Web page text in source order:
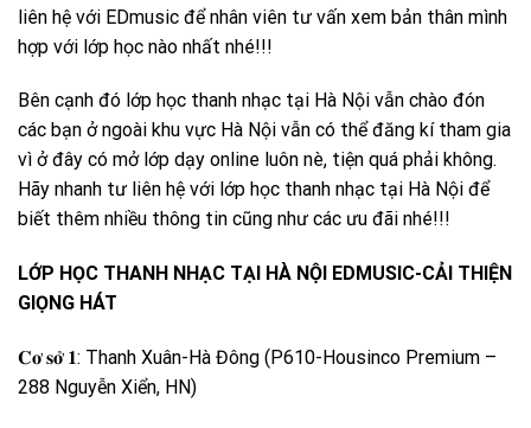
liên hệ với EDmusic để nhân viên tư vấn xem bản thân mình
hợp với lớp học nào nhất nhé!!!
Bên cạnh đó lớp học thanh nhạc tại Hà Nội vẫn chào đón
các bạn ở ngoài khu vực Hà Nội vẫn có thể đăng kí tham gia
vì ở đây có mở lớp dạy online luôn nè, tiện quá phải không.
Hãy nhanh tư liên hệ với lớp học thanh nhạc tại Hà Nội để
biết thêm nhiều thông tin cũng như các ưu đãi nhé!!!
LỚP HỌC THANH NHẠC TẠI HÀ NỘI EDMUSIC-CẢI THIỆN
GIỌNG HÁT
𝐂𝐨̛ 𝐬𝐨̛̉ 𝟏: Thanh Xuân-Hà Đông (P610-Housinco Premium –
288 Nguyễn Xiển, HN)